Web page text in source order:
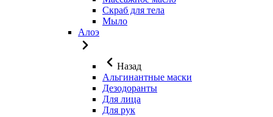
Скраб для тела
Мыло
Алоэ
Назад
Альгинантные маски
Дезодоранты
Для лица
Для рук